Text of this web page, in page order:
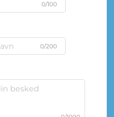
0/100
0/200